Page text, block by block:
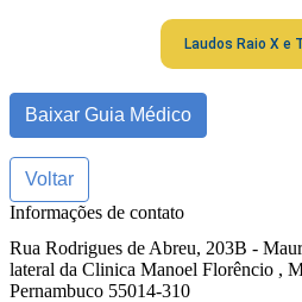
Laudos Raio X e
Baixar Guia Médico
Voltar
Informações de contato
Rua Rodrigues de Abreu, 203B -
lateral da Clinica Manoel Florêncio ,
Pernambuco 55014-310